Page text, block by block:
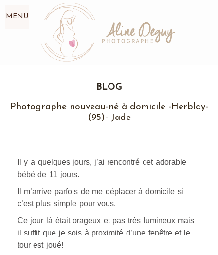
MENU
BLOG
Photographe nouveau-né à domicile -Herblay-
(95)- Jade
Il y a quelques jours, j’ai rencontré cet adorable
bébé de 11 jours.
Il m’arrive parfois de me déplacer à domicile si
c’est plus simple pour vous.
Ce jour là était orageux et pas très lumineux mais
il suffit que je sois à proximité d’une fenêtre et le
tour est joué!